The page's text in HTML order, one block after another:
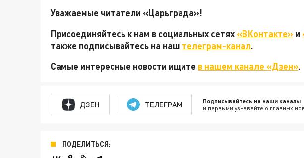
Уважаемые читатели «Царьграда»!
Присоединяйтесь к нам в социальных сетях«ВКонтакте» и
также подписывайтесь на наш телеграм-канал.
Самые интересные новости ищите в нашем канале «Дзен».
ДЗЕН ТЕЛЕГРАМ Подписывайтесь на наши каналы
и первыми узнавайте о главных
ПОДЕЛИТЬСЯ: